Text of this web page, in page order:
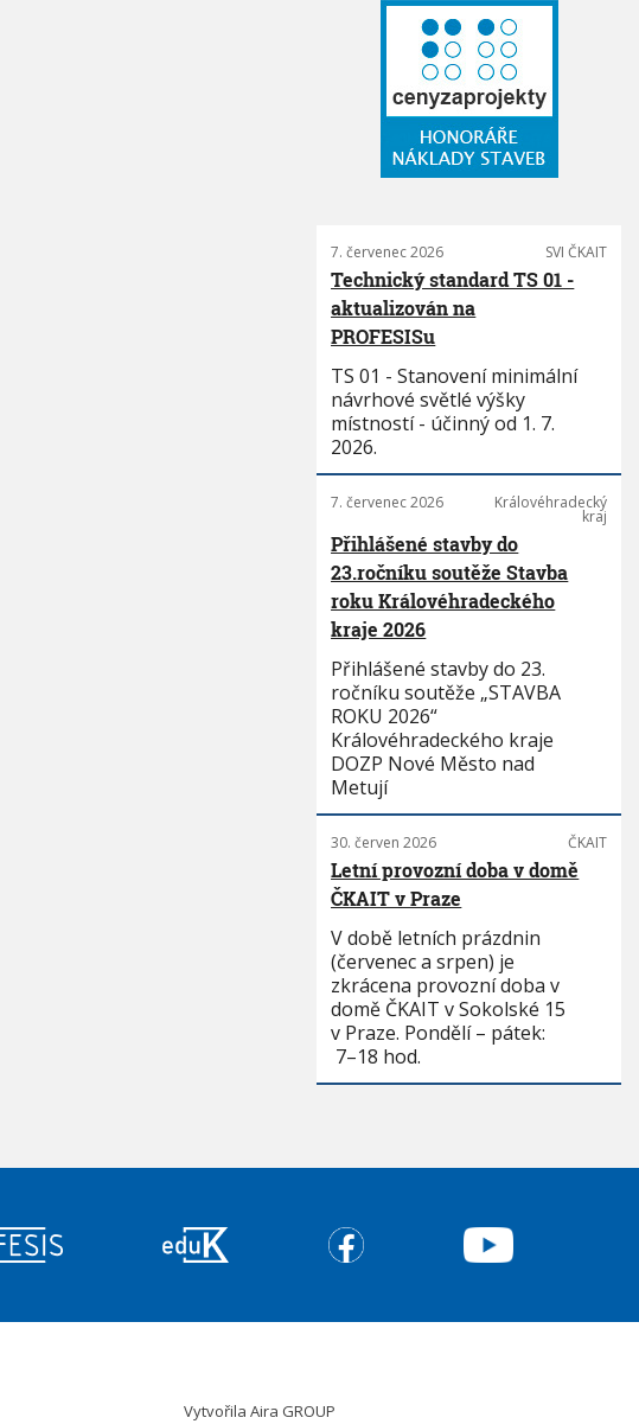
7. červenec 2026 SVI ČKAIT
Technický standard TS 01 -
aktualizován na
PROFESISu
TS 01 - Stanovení minimální
návrhové světlé výšky
místností - účinný od 1. 7.
2026.
7. červenec 2026 Královéhradecký
kraj
Přihlášené stavby do
23.ročníku soutěže Stavba
roku Královéhradeckého
kraje 2026
Přihlášené stavby do 23.
ročníku soutěže „STAVBA
ROKU 2026“
Královéhradeckého kraje
DOZP Nové Město nad
Metují
30. červen 2026 ČKAIT
Letní provozní doba v domě
ČKAIT v Praze
V době letních prázdnin
(červenec a srpen) je
zkrácena provozní doba v
domě ČKAIT v Sokolské 15
v Praze. Pondělí – pátek:
7–18 hod.
VytvořilaAira GROUP